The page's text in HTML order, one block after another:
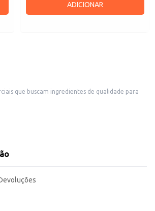
ADICIONAR
que buscam ingredientes de qualidade para
para porções individuais ou para o controle de